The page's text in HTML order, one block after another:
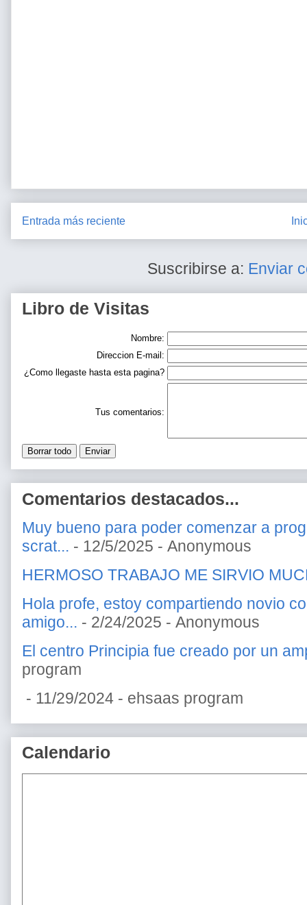
Entrada más reciente
Suscribirse a: Enviar
Libro de Visitas
Nombre:
Direccion E-mail:
¿Como llegaste hasta esta pagina?
Tus comentarios:
Comentarios destacados...
Muy bueno para poder comenzar a
scrat... - 12/5/2025 - Anonymous
HERMOSO TRABAJO ME SIRVIO
Hola profe, estoy compartiendo novio
amigo... - 2/24/2025 - Anonymous
El centro Principia fue creado por un
program
- 11/29/2024 - ehsaas program
Calendario